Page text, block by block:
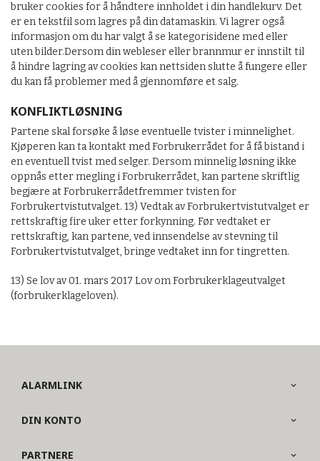
bruker cookies for å håndtere innholdet i din handlekurv. Det
er en tekstfil som lagres på din datamaskin. Vi lagrer også
informasjon om du har valgt å se kategorisidene med eller
uten bilder.Dersom din webleser eller brannmur er innstilt til
å hindre lagring av cookies kan nettsiden slutte å fungere eller
du kan få problemer med å gjennomføre et salg.
KONFLIKTLØSNING
Partene skal forsøke å løse eventuelle tvister i minnelighet.
Kjøperen kan ta kontakt med Forbrukerrådet for å få bistand i
en eventuell tvist med selger. Dersom minnelig løsning ikke
oppnås etter megling i Forbrukerrådet, kan partene skriftlig
begjære at Forbrukerrådetfremmer tvisten for
Forbrukertvistutvalget. 13) Vedtak av Forbrukertvistutvalget er
rettskraftig fire uker etter forkynning. Før vedtaket er
rettskraftig, kan partene, ved innsendelse av stevning til
Forbrukertvistutvalget, bringe vedtaket inn for tingretten.
13) Se lov av 01. mars 2017 Lov om Forbrukerklageutvalget
(forbrukerklageloven).
ALARMLINK
DIN KONTO
PARTNERE